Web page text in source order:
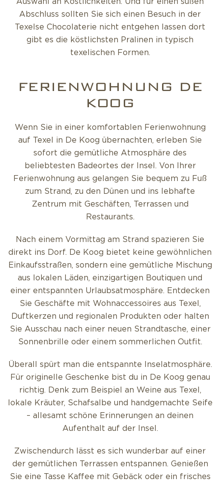
Abschluss sollten Sie sich einen Besuch in der
Texelse Chocolaterie nicht entgehen lassen dort
gibt es die köstlichsten Pralinen in typisch
texelischen Formen.
FERIENWOHNUNG DE
KOOG
Wenn Sie in einer komfortablen Ferienwohnung
auf Texel in De Koog übernachten, erleben Sie
sofort die gemütliche Atmosphäre des
beliebtesten Badeortes der Insel. Von Ihrer
Ferienwohnung aus gelangen Sie bequem zu Fuß
zum Strand, zu den Dünen und ins lebhafte
Zentrum mit Geschäften, Terrassen und
Restaurants.
Nach einem Vormittag am Strand spazieren Sie
direkt ins Dorf. De Koog bietet keine gewöhnlichen
Einkaufsstraßen, sondern eine gemütliche Mischung
aus lokalen Läden, einzigartigen Boutiquen und
einer entspannten Urlaubsatmosphäre. Entdecken
Sie Geschäfte mit Wohnaccessoires aus Texel,
Duftkerzen und regionalen Produkten oder halten
Sie Ausschau nach einer neuen Strandtasche, einer
Sonnenbrille oder einem sommerlichen Outfit.
Überall spürt man die entspannte Inselatmosphäre.
Für originelle Geschenke bist du in De Koog genau
richtig. Denk zum Beispiel an Weine aus Texel,
lokale Kräuter, Schafsalbe und handgemachte Seife
– allesamt schöne Erinnerungen an deinen
Aufenthalt auf der Insel.
Zwischendurch lässt es sich wunderbar auf einer
der gemütlichen Terrassen entspannen. Genießen
Sie eine Tasse Kaffee mit Gebäck oder ein frisches